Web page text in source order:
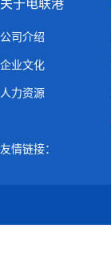
关于电联港
公司介绍
企业文化
人力资源
友情链接：